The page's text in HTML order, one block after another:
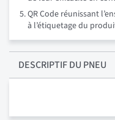
QR Code réunissant
à l’étiquetage du
DESCRIPTIFDU PNEU